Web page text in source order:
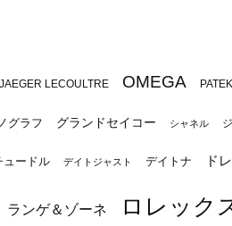
JAEGER LECOULTRE OMEGA
グラフ グランドセイコー シャネル
ュードル デイトジャスト デイトナ ド
ランゲ＆ゾーネ ロレック